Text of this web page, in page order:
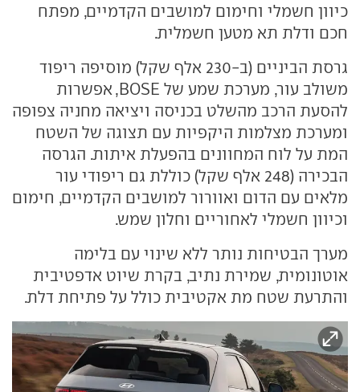
כיוון חשמלי וחימום למושבים הקדמיים, מפתח
חכם ודלת תא מטען חשמלית.
גרסת הביניים (ב-230 אלף שקל) מוסיפה ריפוד
משולב עור, מערכת שמע של BOSE, אפשרות
להסעת הרכב מהשלט בכניסה ויציאה מחניה צפופה
ומערכת מצלמות היקפיות עם תצוגה של השטח
המת על לוח המחוונים בהפעלת איתות. הגרסה
הבכירה (248 אלף שקל) כוללת גם ריפודי עור
מלאים עם הדום ואוורור למושבים הקדמיים, חימום
וכיוון חשמלי לאחוריים וחלון שמש.
מערך הבטיחות נותר ללא שינוי עם בלימה
אוטונומית, שמירת נתיב, בקרת שיוט אדפטיבית
והתרעת שטח מת אקטיבית כולל על פתיחת דלת.